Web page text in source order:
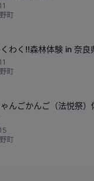
町
わく!!森林体験 in 奈良
町
んごかんご（法悦祭）
町